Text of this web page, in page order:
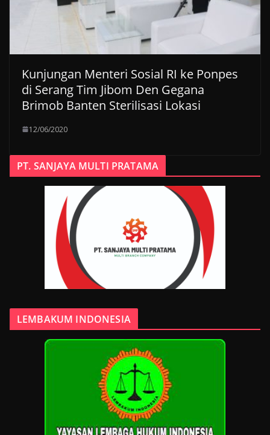
Kunjungan Menteri Sosial RI ke Ponpes
di Serang Tim Jibom Den Gegana
Brimob Banten Sterilisasi Lokasi
12/06/2020
PT. SANJAYA MULTI PRATAMA
LEMBAKUM INDONESIA